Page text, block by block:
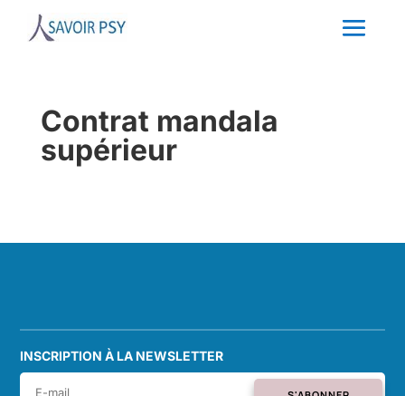
Contrat mandala
supérieur
INSCRIPTION À LA NEWSLETTER